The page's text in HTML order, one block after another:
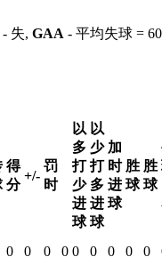
- 失, GAA - 平均失球 =
得
分
+/-
罚
时
以
多
打
少
进
球
以
少
打
多
进
球
加
时
进
球
胜
球
胜
球
0 0 0 0 0 0 0 0 0